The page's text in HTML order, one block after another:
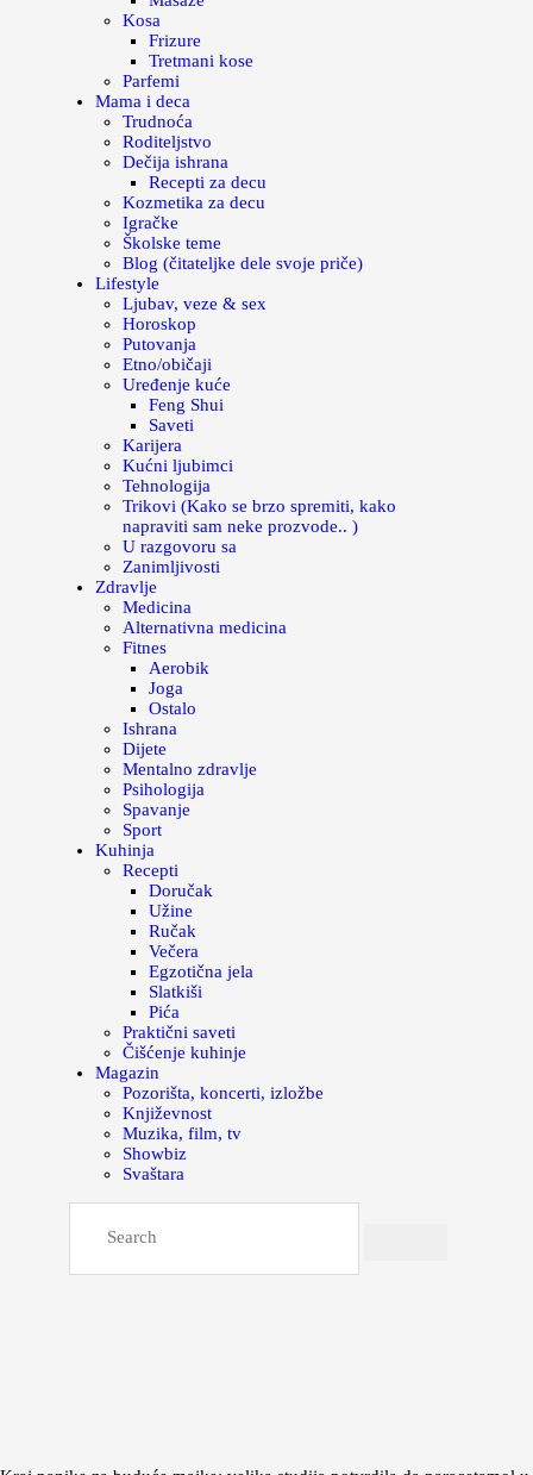
Kosa
Frizure
Tretmani kose
Parfemi
Mama i deca
Trudnoća
Roditeljstvo
Dečija ishrana
Recepti za decu
Kozmetika za decu
Igračke
Školske teme
Blog (čitateljke dele svoje priče)
Lifestyle
Ljubav, veze & sex
Horoskop
Putovanja
Etno/običaji
Uređenje kuće
Feng Shui
Saveti
Karijera
Kućni ljubimci
Tehnologija
Trikovi (Kako se brzo spremiti, kako
napraviti sam neke prozvode.. )
U razgovoru sa
Zanimljivosti
Zdravlje
Medicina
Alternativna medicina
Fitnes
Aerobik
Joga
Ostalo
Ishrana
Dijete
Mentalno zdravlje
Psihologija
Spavanje
Sport
Kuhinja
Recepti
Doručak
Užine
Ručak
Večera
Egzotična jela
Slatkiši
Pića
Praktični saveti
Čišćenje kuhinje
Magazin
Pozorišta, koncerti, izložbe
Književnost
Muzika, film, tv
Showbiz
Svaštara